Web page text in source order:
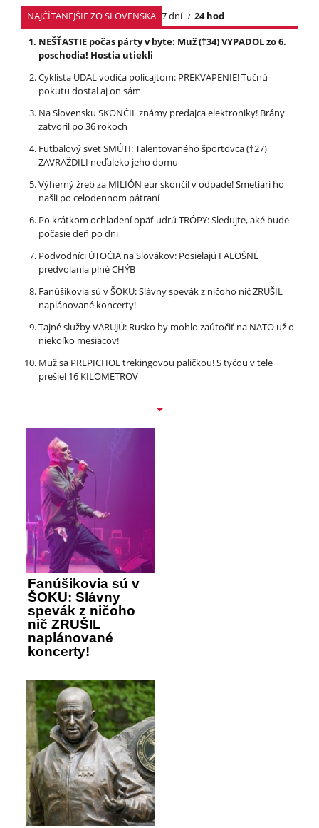
NAJČÍTANEJŠIE ZO SLOVENSKA 7 dní
24 hod
NEŠŤASTIE počas párty v byte: Muž (†34) VYPADOL zo 6.
poschodia! Hostia utiekli
Cyklista UDAL vodiča policajtom: PREKVAPENIE! Tučnú
pokutu dostal aj on sám
Na Slovensku SKONČIL známy predajca elektroniky! Brány
zatvoril po 36 rokoch
Futbalový svet SMÚTI: Talentovaného športovca (†27)
ZAVRAŽDILI neďaleko jeho domu
Výherný žreb za MILIÓN eur skončil v odpade! Smetiari ho
našli po celodennom pátraní
Po krátkom ochladení opäť udrú TRÓPY: Sledujte, aké bude
počasie deň po dni
Podvodníci ÚTOČIA na Slovákov: Posielajú FALOŠNÉ
predvolania plné CHÝB
Fanúšikovia sú v ŠOKU: Slávny spevák z ničoho nič ZRUŠIL
naplánované koncerty!
Tajné služby VARUJÚ: Rusko by mohlo zaútočiť na NATO už o
niekoľko mesiacov!
Muž sa PREPICHOL trekingovou paličkou! S tyčou v tele
prešiel 16 KILOMETROV
Fanúšikovia sú v
ŠOKU: Slávny
spevák z ničoho
nič ZRUŠIL
naplánované
koncerty!